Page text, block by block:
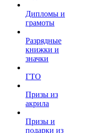
Дипломы и
грамоты
Разрядные
книжки и
значки
ГТО
Призы из
акрила
Призы и
подарки из